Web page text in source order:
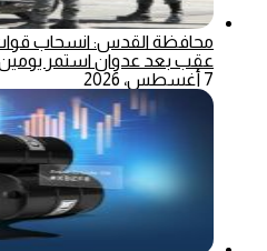
محافظة القدس: انسحاب قوات
عقب بعد عدوان استمر
7 أغسطس، 2026